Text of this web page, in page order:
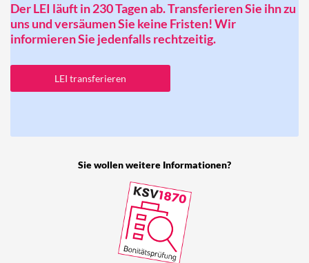
Der LEI läuft in 230 Tagen ab. Transferieren Sie ihn zu
uns und versäumen Sie keine Fristen! Wir
informieren Sie jedenfalls rechtzeitig.
LEI transferieren
Sie wollen weitere Informationen?